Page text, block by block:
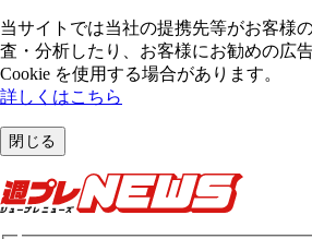
当サイトでは当社の提携先等がお客様
査・分析したり、お客様にお勧めの広
Cookie を使⽤する場合があります。
詳しくはこちら
閉じる